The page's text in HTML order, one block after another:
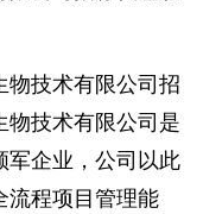
物技术有限公司招
物技术有限公司是
军企业，公司以此
流程项目管理能